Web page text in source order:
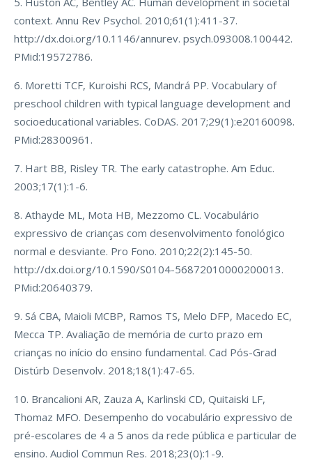
context. Annu Rev Psychol. 2010;61(1):411-37.
http://dx.doi.org/10.1146/annurev. psych.093008.100442.
PMid:19572786.
6. Moretti TCF, Kuroishi RCS, Mandrá PP. Vocabulary of
preschool children with typical language development and
socioeducational variables. CoDAS. 2017;29(1):e20160098.
PMid:28300961.
7. Hart BB, Risley TR. The early catastrophe. Am Educ.
2003;17(1):1-6.
8. Athayde ML, Mota HB, Mezzomo CL. Vocabulário
expressivo de crianças com desenvolvimento fonológico
normal e desviante. Pro Fono. 2010;22(2):145-50.
http://dx.doi.org/10.1590/S0104-56872010000200013.
PMid:20640379.
9. Sá CBA, Maioli MCBP, Ramos TS, Melo DFP, Macedo EC,
Mecca TP. Avaliação de memória de curto prazo em
crianças no início do ensino fundamental. Cad Pós-Grad
Distúrb Desenvolv. 2018;18(1):47-65.
10. Brancalioni AR, Zauza A, Karlinski CD, Quitaiski LF,
Thomaz MFO. Desempenho do vocabulário expressivo de
pré-escolares de 4 a 5 anos da rede pública e particular de
ensino. Audiol Commun Res. 2018;23(0):1-9.